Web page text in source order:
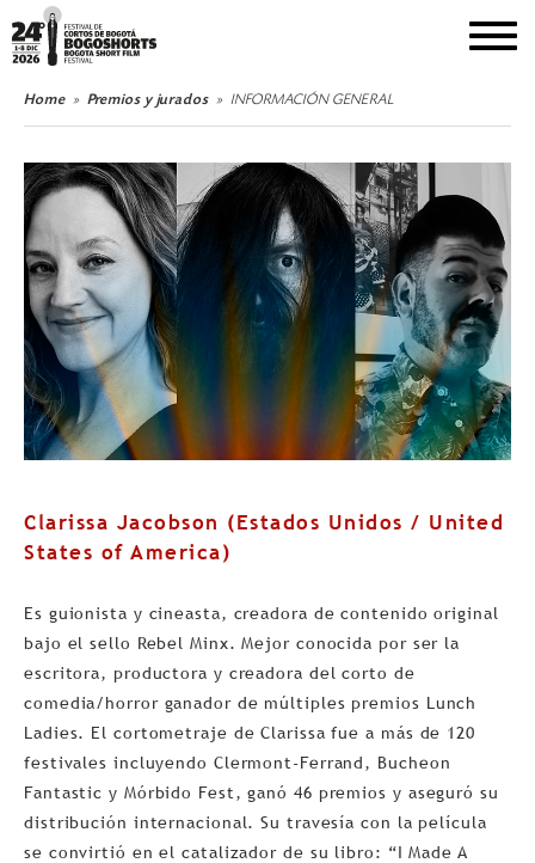
DEL 1 AL 8 DE DICIEMBRE DE 2026
Home Premios y jurados INFORMACIÓN GENERAL
Clarissa Jacobson (Estados Unidos / United
States of America)
Es guionista y cineasta, creadora de contenido original
bajo el sello Rebel Minx. Mejor conocida por ser la
escritora, productora y creadora del corto de
comedia/horror ganador de múltiples premios Lunch
Ladies. El cortometraje de Clarissa fue a más de 120
festivales incluyendo Clermont-Ferrand, Bucheon
Fantastic y Mórbido Fest, ganó 46 premios y aseguró su
distribución internacional. Su travesía con la película
se convirtió en el catalizador de su libro: “I Made A